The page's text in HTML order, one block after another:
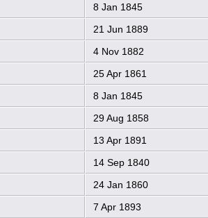
8 Jan 1845
21 Jun 1889
4 Nov 1882
25 Apr 1861
8 Jan 1845
29 Aug 1858
13 Apr 1891
14 Sep 1840
24 Jan 1860
7 Apr 1893